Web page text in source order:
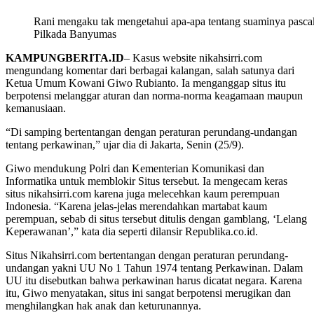
Rani mengaku tak mengetahui apa-apa tentang suaminya
Pilkada Banyumas
KAMPUNGBERITA.ID– Kasus website nikahsirri.com
mengundang komentar dari berbagai kalangan, salah satunya dari
Ketua Umum Kowani Giwo Rubianto. Ia menganggap situs itu
berpotensi melanggar aturan dan norma-norma keagamaan maupun
kemanusiaan.
“Di samping bertentangan dengan peraturan perundang-undangan
tentang perkawinan,” ujar dia di Jakarta, Senin (25/9).
Giwo mendukung Polri dan Kementerian Komunikasi dan
Informatika untuk memblokir Situs tersebut. Ia mengecam keras
situs nikahsirri.com karena juga melecehkan kaum perempuan
Indonesia. “Karena jelas-jelas merendahkan martabat kaum
perempuan, sebab di situs tersebut ditulis dengan gamblang, ‘Lelang
Keperawanan’,” kata dia seperti dilansir Republika.co.id.
Situs Nikahsirri.com bertentangan dengan peraturan perundang-
undangan yakni UU No 1 Tahun 1974 tentang Perkawinan. Dalam
UU itu disebutkan bahwa perkawinan harus dicatat negara. Karena
itu, Giwo menyatakan, situs ini sangat berpotensi merugikan dan
menghilangkan hak anak dan keturunannya.